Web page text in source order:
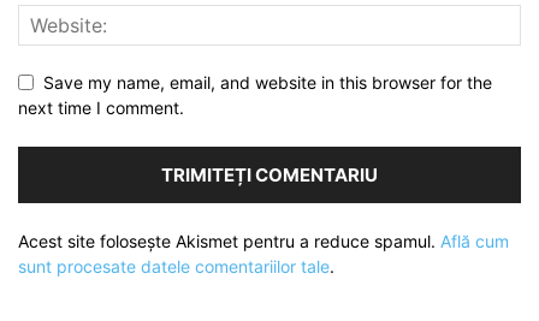
Save my name, email, and website in this browser for the
next time I comment.
Acest site folosește Akismet pentru a reduce spamul. Află cum
sunt procesate datele comentariilor tale.